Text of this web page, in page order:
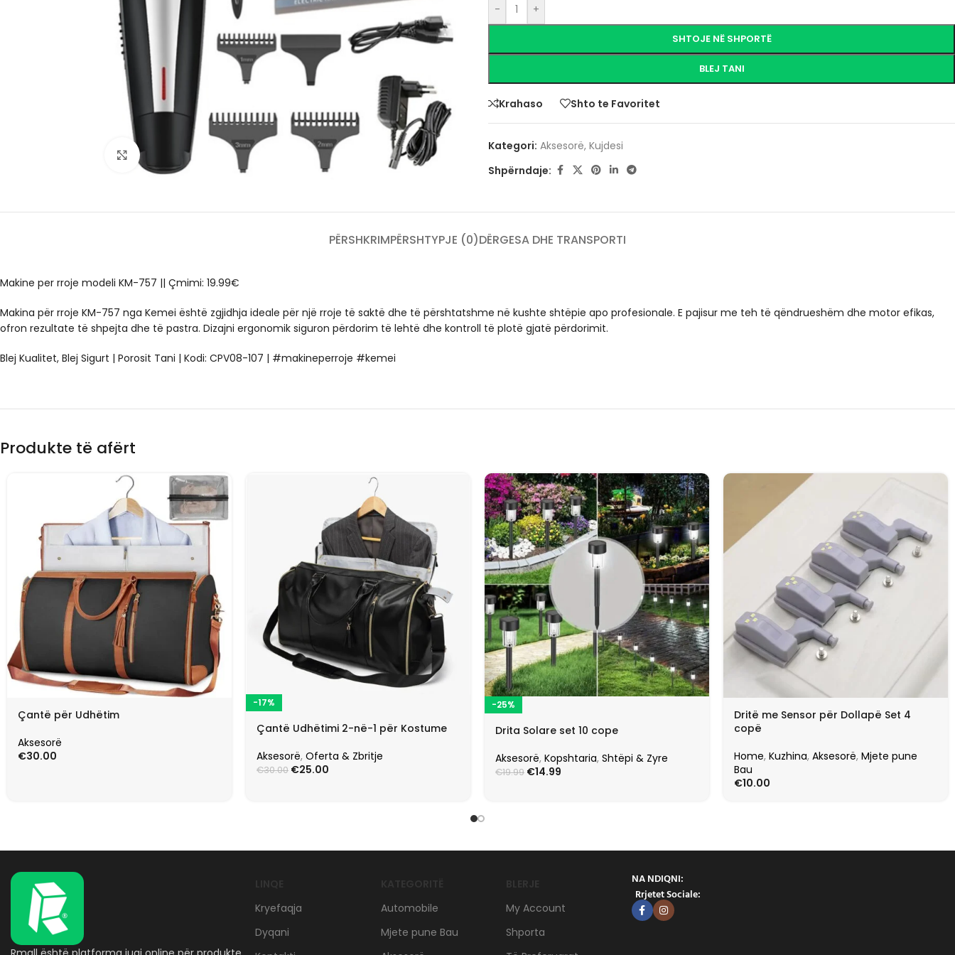
Click to enlarge
- +
SHTOJE NË SHPORTË
BLEJ TANI
Krahaso Shto te Favoritet
Kategori: Aksesorë, Kujdesi
Shpërndaje:
PËRSHKRIMPËRSHTYPJE (0)DËRGESA DHE TRANSPORTI
Makine per rroje modeli KM-757 || Çmimi: 19.99€
Makina për rroje KM-757 nga Kemei është zgjidhja ideale për një rroje të saktë dhe të përshtatshme në kushte shtëpie apo profesionale. E pajisur me teh të qëndrueshëm dhe motor efikas,
ofron rezultate të shpejta dhe të pastra. Dizajni ergonomik siguron përdorim të lehtë dhe kontroll të plotë gjatë përdorimit.
Blej Kualitet, Blej Sigurt | Porosit Tani | Kodi: CPV08-107 | #makineperroje #kemei
Produkte të afërt
Çantë për Udhëtim
Aksesorë
€30.00
-17%
Çantë Udhëtimi 2-në-1 për Kostume
Aksesorë, Oferta & Zbritje
€30.00 €25.00
-25%
Drita Solare set 10 cope
Aksesorë, Kopshtaria, Shtëpi & Zyre
€19.99 €14.99
Dritë me Sensor për Dollapë Set 4
copë
Home, Kuzhina, Aksesorë, Mjete pune
Bau
€10.00
Kryefaqja
Dyqani
Automobile
Mjete pune Bau
My Account
Shporta
NA NDIQNI:
Rrjetet Sociale: